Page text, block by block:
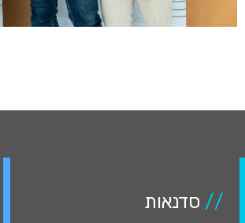
// סדנאות